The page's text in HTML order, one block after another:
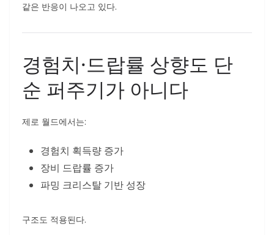
같은 반응이 나오고 있다.
경험치·드랍률 상향도 단
순 퍼주기가 아니다
제로 월드에서는:
경험치 획득량 증가
장비 드랍률 증가
파밍 크리스탈 기반 성장
구조도 적용된다.